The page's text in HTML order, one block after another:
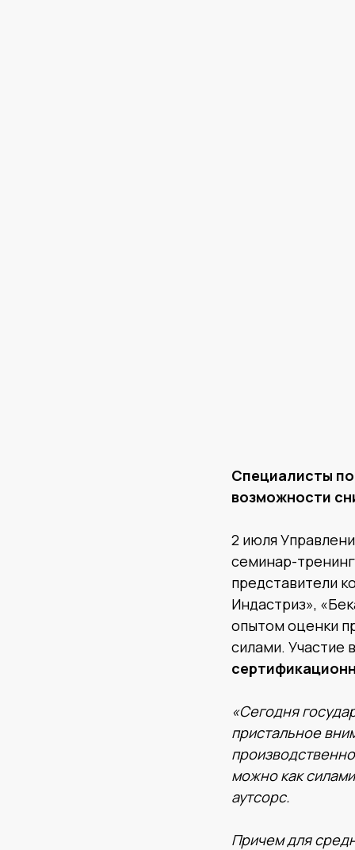
Специалисты
возможности
2 июля
семинар-
представители
Индастриз»,
опытом оценки
силами. Участие
«Сегодня
пристальное
можно как
аутсорс.
Причем для